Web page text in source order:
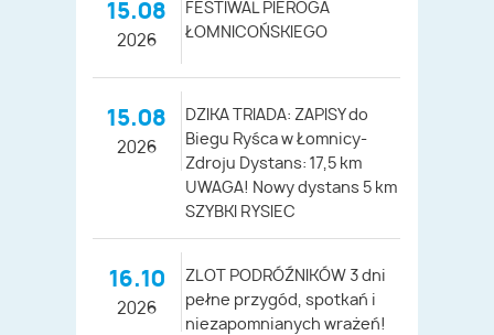
15.08
2026
FESTIWAL PIEROGA
ŁOMNICOŃSKIEGO
15.08
2026
DZIKA TRIADA: ZAPISY do
Biegu Ryśca w Łomnicy-
Zdroju Dystans: 17,5 km
UWAGA! Nowy dystans 5 km
SZYBKI RYSIEC
16.10
2026
ZLOT PODRÓŹNIKÓW 3 dni
pełne przygód, spotkań i
niezapomnianych wrażeń!